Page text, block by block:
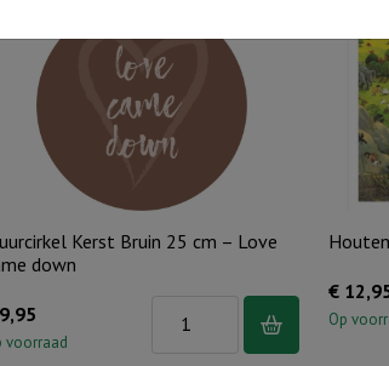
Kerst Bruin 25 cm – Love
down
9,95
voorraad
€
Op